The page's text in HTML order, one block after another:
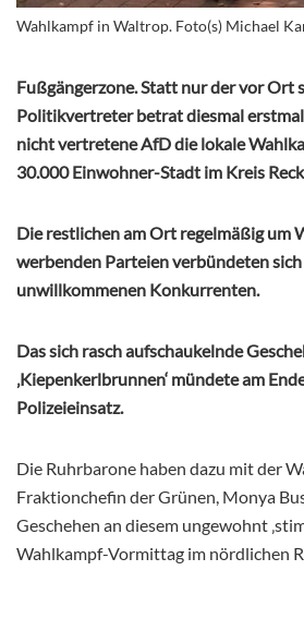
Wahlkampf in Waltrop. Foto(s) Michael
Fußgängerzone. Statt nur der vor Ort
Politikvertreter betrat diesmal
nicht vertretene AfD die lokale
30.000 Einwohner-Stadt im Kreis
Die restlichen am Ort regelmäßig um
werbenden Parteien verbündeten
unwillkommenen Konkurrenten.
Das sich rasch aufschaukelnde
‚Kiepenkerlbrunnen‘ mündete am
Polizeieinsatz.
Die Ruhrbarone haben dazu mit der
Fraktionchefin der Grünen, Monya
Geschehen an diesem ungewohnt
Wahlkampf-Vormittag im nördlichen